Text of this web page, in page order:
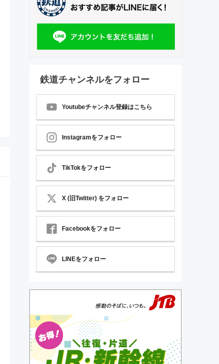
鉄道チャンネルをフォロー
Youtubeチャンネル登録はこちら
Instagramをフォロー
TikTokをフォロー
X (旧Twitter) をフォロー
Facebookをフォロー
LINEをフォロー